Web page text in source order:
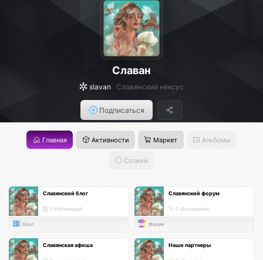
Славан
slavan Славянский нексус
Подписаться
Главная Активности Маркет Альбомы
Солики
Славянский блог
0 публикаций
Блог
Славянский форум
0 обсуждений
Форум
Славянская афиша Наши партнеры